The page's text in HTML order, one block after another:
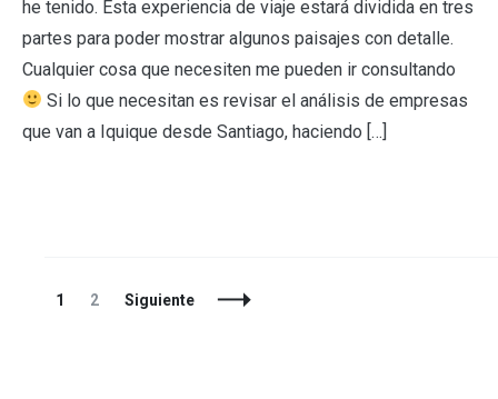
he tenido. Esta experiencia de viaje estará dividida en tres
partes para poder mostrar algunos paisajes con detalle.
Cualquier cosa que necesiten me pueden ir consultando
Si lo que necesitan es revisar el análisis de empresas
que van a Iquique desde Santiago, haciendo […]
Navegación
Página
1 Página
2 Siguiente